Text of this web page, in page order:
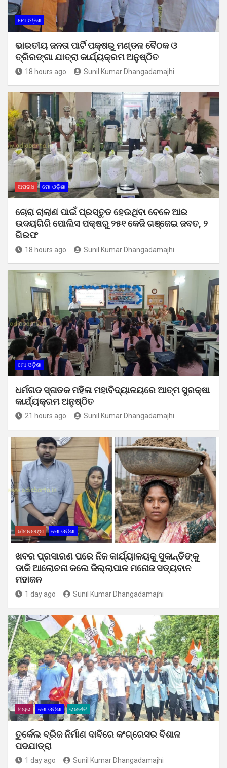
ମୋ ଓଡ଼ିଶା
ଭାରତୀୟ ଜନତା ପାର୍ଟି ପକ୍ଷରୁ ମଣ୍ଡଳ ବୈଠକ ଓ
ତ୍ରିରଙ୍ଗା ଯାତ୍ରା କାର୍ଯ୍ୟକ୍ରମ ଅନୁଷ୍ଠିତ
18 hours ago Sunil Kumar Dhangadamajhi
ଅପରାଧ ମୋ ଓଡ଼ିଶା
ଚୋରା ଚାଲାଣ ପାଇଁ ପ୍ରସ୍ତୁତ ହେଉଥିବା ବେଳେ ଆର
ଉଦୟଗିରି ପୋଲିସ ପକ୍ଷରୁ ୨୫୧ କେଜି ଗଞ୍ଜେଇ ଜବତ, ୨
ଗିରଫ
18 hours ago Sunil Kumar Dhangadamajhi
ମୋ ଓଡ଼ିଶା
ଧର୍ମଗଡ ସ୍ନାତକ ମହିଳା ମହାବିଦ୍ୟାଳୟରେ ଆତ୍ମ ସୁରକ୍ଷା
କାର୍ଯ୍ୟକ୍ରମ ଅନୁଷ୍ଠିତ
21 hours ago Sunil Kumar Dhangadamajhi
ଜୀବନରଙ୍ଗ ମୋ ଓଡ଼ିଶା
ଖବର ପ୍ରସାରଣ ପରେ ନିଜ କାର୍ଯ୍ୟାଳୟକୁ ସୁକାନ୍ତିଙ୍କୁ
ଡାକି ଆଲୋଚନା କଲେ ଜିଲ୍ଲାପାଳ ମନୋଜ ସତ୍ୟବାନ
ମହାଜନ
1 day ago Sunil Kumar Dhangadamajhi
ବିଚାର ମୋ ଓଡ଼ିଶା ରାଜନୀତି
ତୁର୍କେଲ ବ୍ରିଜ ନିର୍ମାଣ ଦାବିରେ କଂଗ୍ରେସର ବିଶାଳ
ପଦଯାତ୍ରା
1 day ago Sunil Kumar Dhangadamajhi